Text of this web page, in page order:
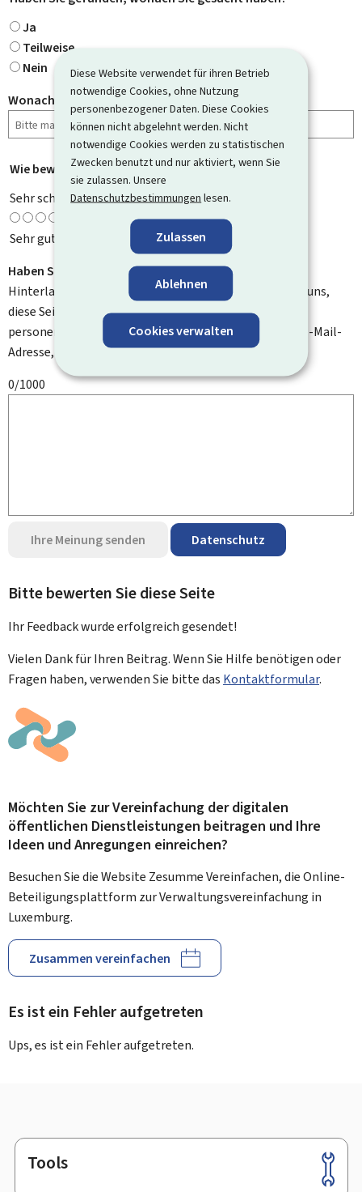
Diese Website verwendet für ihren Betrieb
notwendige Cookies, ohne Nutzung
personenbezogener Daten. Diese Cookies
können nicht abgelehnt werden. Nicht
notwendige Cookies werden zu statistischen
Zwecken benutzt und nur aktiviert, wenn Sie
sie zulassen. Unsere
Datenschutzbestimmungen lesen.
Zulassen
Ablehnen
Cookies verwalten
Ja
Teilweise
Nein
Wonach haben Sie gesucht?
Wie bewerten Sie diese Seite? *
Sehr schlecht
Sehr gut
Haben Sie Verbesserungsvorschläge?
Hinterlassen Sie uns einen Kommentar und helfen Sie uns,
diese Seite zu verbessern. Bitte geben Sie keine
personenbezogenen Daten an, wie zum Beispiel Ihre E-Mail-
Adresse, Ihren Namen oder Ihre Telefonnummer.
0/1000
Ihre Meinung senden Datenschutz
Bitte bewerten Sie diese Seite
Ihr Feedback wurdeerfolgreichgesendet!
Vielen Dank für Ihren Beitrag. Wenn Sie Hilfe benötigen oder
Fragen haben, verwenden Sie bitte das Kontaktformular.
Möchten Sie zur Vereinfachung der digitalen
öffentlichen Dienstleistungen beitragen und Ihre
Ideen und Anregungen einreichen?
Besuchen Sie die Website Zesumme Vereinfachen, die Online-
Beteiligungsplattform zur Verwaltungsvereinfachung in
Luxemburg.
Zusammen vereinfachen
Es ist ein Fehler aufgetreten
Ups, es ist ein Fehler aufgetreten.
Footer
Tools